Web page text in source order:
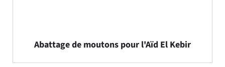
Abattage de moutons pour l'Aïd El Kebir